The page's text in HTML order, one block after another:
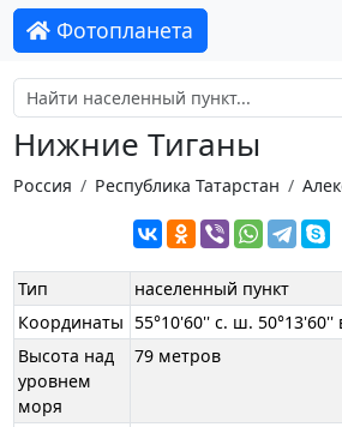
Фотопланета
Нижние Тиганы
Россия Республика Татарстан
Тип
населенный пункт
Координаты 55°10'60'' с. ш. 50°13'60''
Высота над
уровнем
моря
79 метров